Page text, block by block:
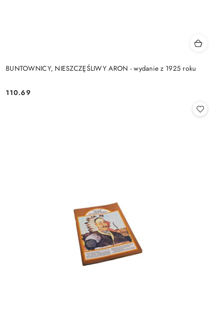
BUNTOWNICY, NIESZCZĘŚLIWY ARON - wydanie z 1925 roku
Cena:
110.69